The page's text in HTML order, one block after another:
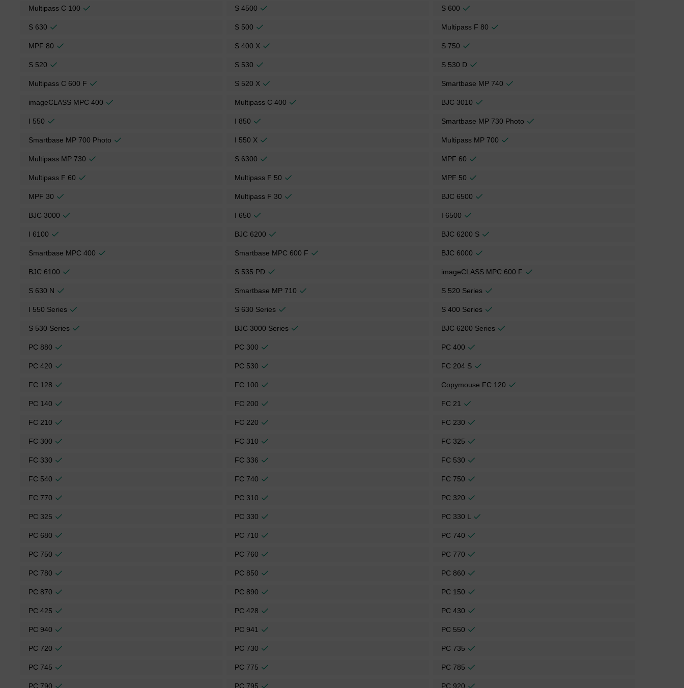
Multipass C 100 S 4500 S 600
S 630 S 500 Multipass F 80
MPF 80 S 400 X S 750
S 520 S 530 S 530 D
Multipass C 600 F S 520 X Smartbase MP 740
imageCLASS MPC 400 Multipass C 400 BJC 3010
I 550 I 850 Smartbase MP 730 Photo
Smartbase MP 700 Photo I 550 X Multipass MP 700
Multipass MP 730 S 6300 MPF 60
Multipass F 60 Multipass F 50 MPF 50
MPF 30 Multipass F 30 BJC 6500
BJC 3000 I 650 I 6500
I 6100 BJC 6200 BJC 6200 S
Smartbase MPC 400 Smartbase MPC 600 F BJC 6000
BJC 6100 S 535 PD imageCLASS MPC 600 F
S 630 N Smartbase MP 710 S 520 Series
I 550 Series S 630 Series S 400 Series
S 530 Series BJC 3000 Series BJC 6200 Series
PC 880 PC 300 PC 400
PC 420 PC 530 FC 204 S
FC 128 FC 100 Copymouse FC 120
PC 140 FC 200 FC 21
FC 210 FC 220 FC 230
FC 300 FC 310 FC 325
FC 330 FC 336 FC 530
FC 540 FC 740 FC 750
FC 770 PC 310 PC 320
PC 325 PC 330 PC 330 L
PC 680 PC 710 PC 740
PC 750 PC 760 PC 770
PC 780 PC 850 PC 860
PC 870 PC 890 PC 150
PC 425 PC 428 PC 430
PC 940 PC 941 PC 550
PC 720 PC 730 PC 735
PC 745 PC 775 PC 785
PC 790 PC 795 PC 920